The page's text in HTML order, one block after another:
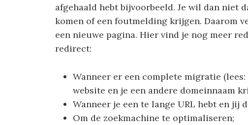
afgehaald hebt bijvoorbeeld. Je wil dan niet
komen of een foutmelding krijgen. Daarom
een nieuwe pagina. Hier vind je nog meer
redirect:
Wanneer er een complete migratie
website en je een andere domeinnaam
Wanneer je een te lange URL hebt en jij
Om de zoekmachine te optimaliseren;